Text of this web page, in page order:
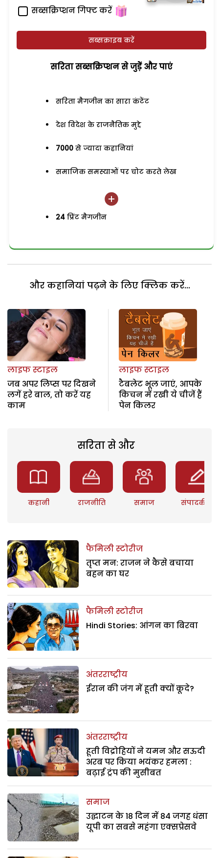
सब्सक्रिप्शन गिफ्ट करें
सब्सक्राइब करें
सरिता सब्सक्रिप्शन से जुड़ेें और पाएं
सरिता मैगजीन का सारा कंटेंट
देश विदेश के राजनैतिक मुद्दे
7000 से ज्यादा कहानियां
समाजिक समस्याओं पर चोट करते लेख
24 प्रिंट मैगजीन
और कहानियां पढ़ने के लिए क्लिक करें...
लाइफ स्टाइल
जब अपर लिप्स पर दिखने
लगें हरे बाल, तो करें यह
काम
लाइफ स्टाइल
टैबलेट भूल जाएं, आपके
किचन में रखी ये चीजें हैं
पेन किलर
सरिता से और
कहानी राजनीति समाज संपादकीय
फैमिली स्टोरीज
तृप्त मन: राजन ने कैसे बचाया
बहन का घर
फैमिली स्टोरीज
Hindi Stories: आंगन का बिरवा
अंतरराष्ट्रीय
ईरान की जंग में हूती क्यों कूदे?
अंतरराष्ट्रीय
हूती विद्रोहियों ने यमन और सऊदी
अरब पर किया भयंकर हमला :
बढ़ाई ट्रंप की मुसीबत
समाज
उद्घाटन के 18 दिन में 84 जगह धंसा
यूपी का सबसे महंगा एक्सप्रेसवे